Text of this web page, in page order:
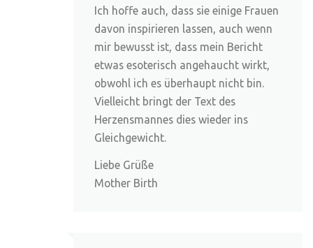
Ich hoffe auch, dass sie einige Frauen
davon inspirieren lassen, auch wenn
mir bewusst ist, dass mein Bericht
etwas esoterisch angehaucht wirkt,
obwohl ich es überhaupt nicht bin.
Vielleicht bringt der Text des
Herzensmannes dies wieder ins
Gleichgewicht.
Liebe Grüße
Mother Birth